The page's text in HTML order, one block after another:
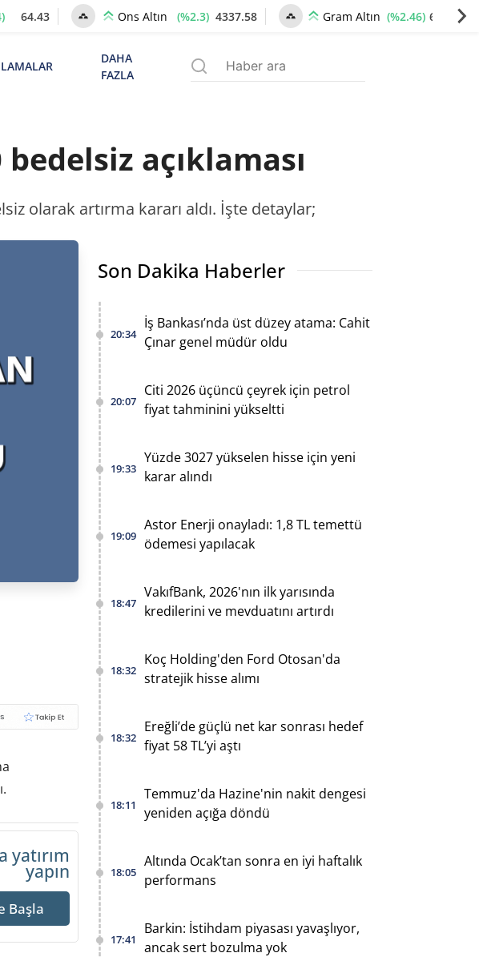
64.43 Ons Altın (%2.3) 4337.58 Gram Altın (%2.46) 6652.13
DAHA
FAZLA
bedelsiz açıklaması
olarak artırma kararı aldı. İşte detaylar;
yatırım
yapın
Başla
Son Dakika Haberler
20:34
İş Bankası’nda üst düzey atama: Cahit
Çınar genel müdür oldu
20:07
Citi 2026 üçüncü çeyrek için petrol
fiyat tahminini yükseltti
19:33
Yüzde 3027 yükselen hisse için yeni
karar alındı
19:09
Astor Enerji onayladı: 1,8 TL temettü
ödemesi yapılacak
18:47
VakıfBank, 2026'nın ilk yarısında
kredilerini ve mevduatını artırdı
18:32
Koç Holding'den Ford Otosan'da
stratejik hisse alımı
18:32
Ereğli’de güçlü net kar sonrası hedef
fiyat 58 TL’yi aştı
18:11
Temmuz'da Hazine'nin nakit dengesi
yeniden açığa döndü
18:05
Altında Ocak’tan sonra en iyi haftalık
performans
17:41
Barkin: İstihdam piyasası yavaşlıyor,
ancak sert bozulma yok